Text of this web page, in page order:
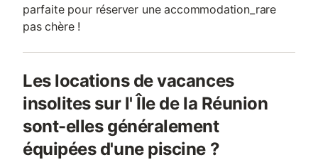
parfaite pour réserver une accommodation_rare
pas chère !
Les locations de vacances
insolites sur l' Île de la Réunion
sont-elles généralement
équipées d'une piscine ?